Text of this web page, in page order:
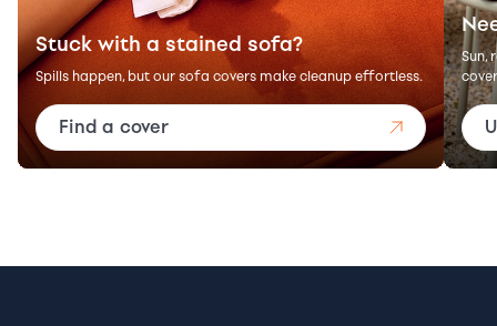
Stuck with a stained sofa?
Spills happen, but our sofa covers make cleanup effortless.
Find a cover
Sun,